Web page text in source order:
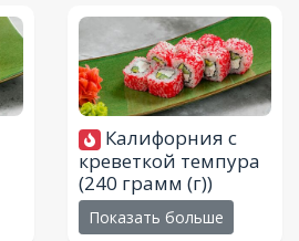
Калифорния с
креветкой темпура
(240 грамм (г))
Показать больше